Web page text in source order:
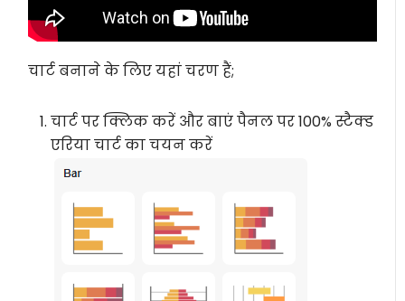
चार्ट बनाने के लिए यहां चरण हैं;
चार्ट पर क्लिक करें और बाएं पैनल पर 100% स्टैक्ड
एरिया चार्ट का चयन करें